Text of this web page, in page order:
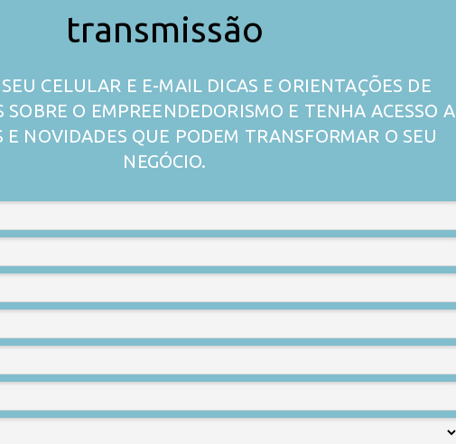
transmissão
CELULAR E E-MAIL DICAS E ORIENTAÇÕES DE
SOBRE O EMPREENDEDORISMO E TENHA ACESSO A
E NOVIDADES QUE PODEM TRANSFORMAR O SEU
NEGÓCIO.